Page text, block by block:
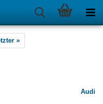
»
Audi